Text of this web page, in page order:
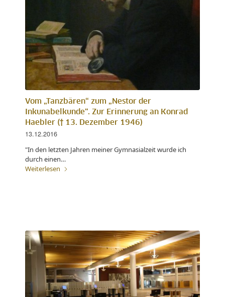
Vom „Tanzbären“ zum „Nestor der
Inkunabelkunde“. Zur Erinnerung an Konrad
Haebler († 13. Dezember 1946)
13.12.2016
"In den letzten Jahren meiner Gymnasialzeit wurde ich
durch einen…
Weiterlesen